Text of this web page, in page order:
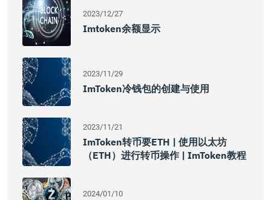
2023/12/27
Imtoken余额显示
2023/11/29
ImToken冷钱包的创建与使用
2023/11/21
ImToken转币要ETH | 使用以太坊
（ETH）进行转币操作 | ImToken教程
2024/01/10